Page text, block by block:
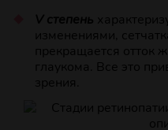
V степень
изменениями,
прекращается отток
глаукома. Все это
зрения.